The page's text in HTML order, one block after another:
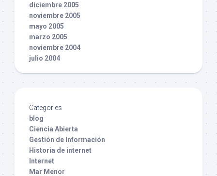
diciembre 2005
noviembre 2005
mayo 2005
marzo 2005
noviembre 2004
julio 2004
Categories
blog
Ciencia Abierta
Gestión de Información
Historia de internet
Internet
Mar Menor